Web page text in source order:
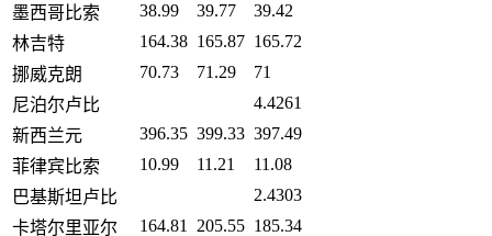
墨西哥比索
38.99 39.77
39.42
林吉特
164.38 165.87 165.72
挪威克朗
70.73 71.29
71
尼泊尔卢比
4.4261
新西兰元
396.35 399.33 397.49
菲律宾比索
10.99 11.21
11.08
巴基斯坦卢比
2.4303
卡塔尔里亚尔
164.81 205.55 185.34